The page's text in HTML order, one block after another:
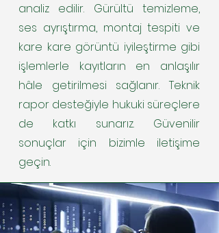
analiz edilir. Gürültü temizleme,
ses ayrıştırma, montaj tespiti ve
kare kare görüntü iyileştirme gibi
işlemlerle kayıtların en anlaşılır
hâle getirilmesi sağlanır. Teknik
rapor desteğiyle hukuki süreçlere
de katkı sunarız. Güvenilir
sonuçlar için bizimle iletişime
geçin.